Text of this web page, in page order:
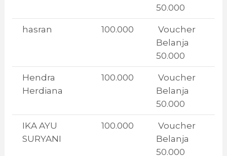
50.000
hasran 100.000
Voucher
Belanja
50.000
Hendra
Herdiana
100.000
Voucher
Belanja
50.000
IKA AYU
SURYANI
100.000
Voucher
Belanja
50.000